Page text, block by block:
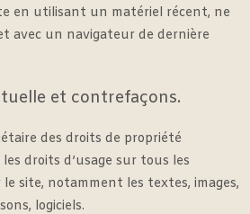
en utilisant un matériel récent, ne
avec un navigateur de dernière
et contrefaçons.
des droits de propriété
droits d’usage sur tous les
le site, notamment les textes, images,
logiciels.